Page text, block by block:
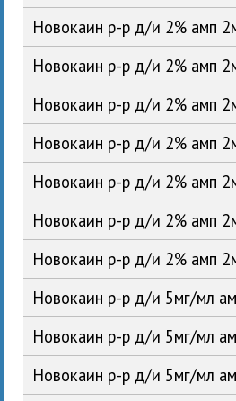
Новокаин р-р д/и 2% амп
Новокаин р-р д/и 2% амп
Новокаин р-р д/и 2% амп
Новокаин р-р д/и 2% амп
Новокаин р-р д/и 2% амп
Новокаин р-р д/и 2% амп
Новокаин р-р д/и 2% амп
Новокаин р-р д/и 5мг/мл
Новокаин р-р д/и 5мг/мл
Новокаин р-р д/и 5мг/мл